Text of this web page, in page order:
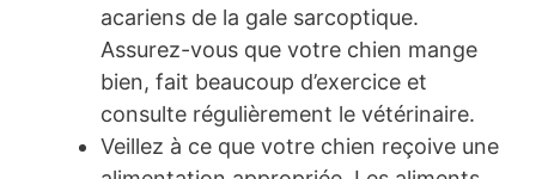
acariens de la gale sarcoptique.
Assurez-vous que votre chien mange
bien, fait beaucoup d’exercice et
consulte régulièrement le vétérinaire.
Veillez à ce que votre chien reçoive une